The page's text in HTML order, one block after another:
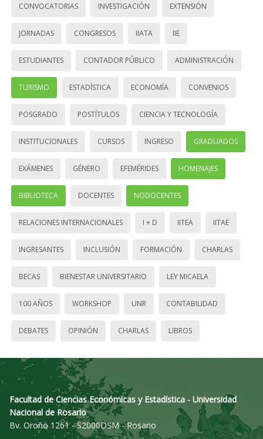
CONVOCATORIAS INVESTIGACIÓN EXTENSIÓN
JORNADAS CONGRESOS IIATA IIE
ESTUDIANTES CONTADOR PÚBLICO ADMINISTRACIÓN
TURISMO ESTADÍSTICA ECONOMÍA CONVENIOS
POSGRADO POSTÍTULOS CIENCIA Y TECNOLOGÍA
INSTITUCIONALES CURSOS INGRESO GRADUADOS
EXÁMENES GÉNERO EFEMÉRIDES HOMENAJES
BIBLIOTECA DOCENTES NODOCENTES
RELACIONES INTERNACIONALES I + D IITEA IITAE
INGRESANTES INCLUSIÓN FORMACIÓN CHARLAS
BECAS BIENESTAR UNIVERSITARIO LEY MICAELA
100 AÑOS WORKSHOP UNR CONTABILIDAD
DEBATES OPINIÓN CHARLAS LIBROS
Facultad de Ciencias Económicas y Estadística - Universidad
Nacional de Rosario
Bv. Oroño 1261 - S2000DSM - Rosario